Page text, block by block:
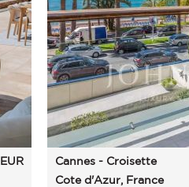
EUR
Cannes - Croisette
Cote d'Azur, France